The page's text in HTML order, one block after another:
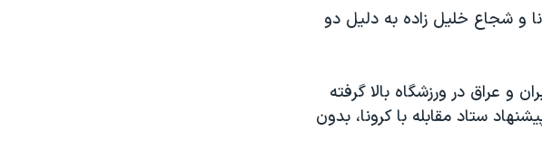
و شجاع خلیل زاده به دلیل دو
و عراق در ورزشگاه بالا گرفته
ستاد مقابله با کرونا، بدون